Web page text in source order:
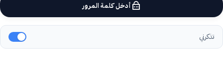
أدخل كلمة المرور
تذكرني